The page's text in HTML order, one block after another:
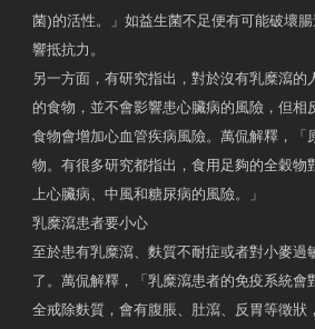
菌)的活性。」如益生菌不足便有可能破壞
響抵抗力。
另一方面，有研究指出，對於沒有乳糜瀉的
的食物，並不會影響患心臟病的風險，但相
食物會增加心血管疾病風險。萬侃解釋，「
物。有很多研究都指出，食用足夠的全穀物
上心臟病、中風和糖尿病的風險。」
乳糜瀉患者要小心
至於患有乳糜瀉、麩質不耐症或者對小麥過
了。萬侃解釋，「乳糜瀉患者的免疫系統會
全戒除麩質，會有腹脹、肚瀉、反胃等徵狀